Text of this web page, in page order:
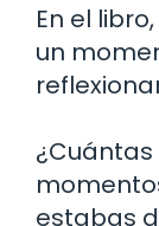
En el
un
estabas